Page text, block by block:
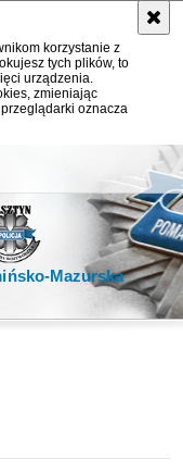
korzystanie z
tych plików, to
urządzenia.
zmieniając
oznacza
Mazurska